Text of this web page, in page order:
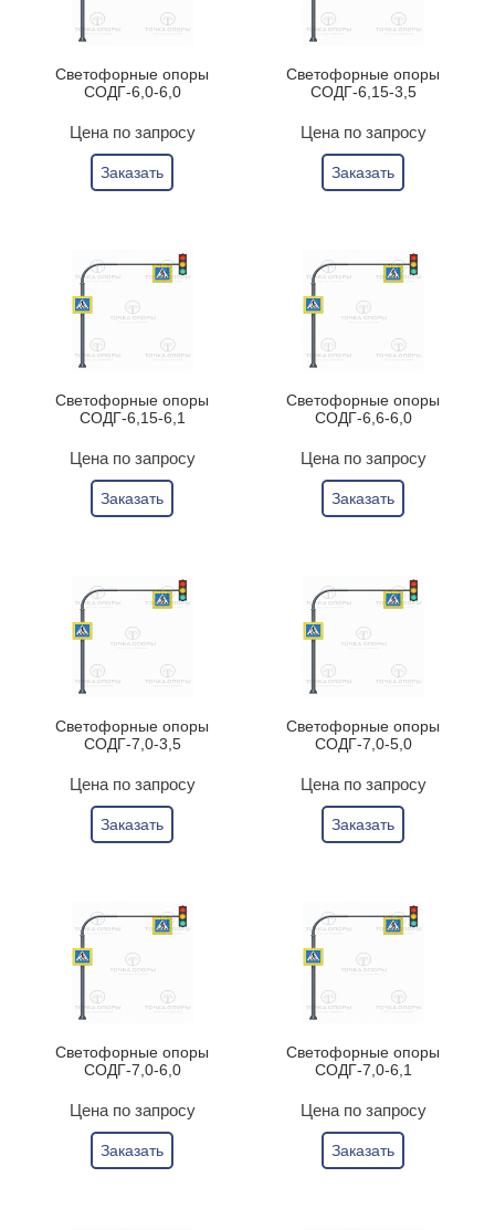
Светофорные опоры
СОДГ-6,0-6,0
Цена по запросу
Заказать
Светофорные опоры
СОДГ-6,15-3,5
Цена по запросу
Заказать
Светофорные опоры
СОДГ-6,15-6,1
Цена по запросу
Заказать
Светофорные опоры
СОДГ-6,6-6,0
Цена по запросу
Заказать
Светофорные опоры
СОДГ-7,0-3,5
Цена по запросу
Заказать
Светофорные опоры
СОДГ-7,0-5,0
Цена по запросу
Заказать
Светофорные опоры
СОДГ-7,0-6,0
Цена по запросу
Заказать
Светофорные опоры
СОДГ-7,0-6,1
Цена по запросу
Заказать